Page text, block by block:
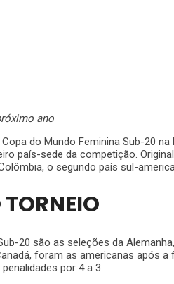
ano
do Mundo Feminina Sub-20
país-sede da competição.
o segundo país sul-
20 são as seleções da
foram as americanas após
por 4 a 3.